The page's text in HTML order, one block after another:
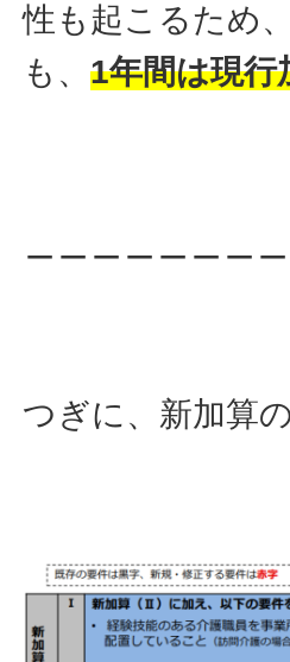
性も起こるため
も、1年間は現行
つぎに、新加算